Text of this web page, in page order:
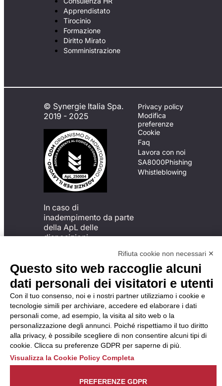
Apprendistato
Tirocinio
Formazione
Diritto Mirato
Somministrazione
© Synergie Italia Spa.
2019 - 2025
In caso di
inadempimento da parte
della ApL delle
disposizioni
possibile presentare un
reclamo
all’Organismo di
Monitoraggio utilizzando
una delle modalità
descritte al seguente
indirizzo web
https://odm-
agenzielavoro.it/reclami/.
Privacy policy
Modifica
preferenze
Cookie
Faq
Lavora con noi
SA8000Phishing
Whistleblowing
Rifiuta cookie non necessari ✕
Questo sito web raccoglie alcuni
dati personali dei visitatori e utenti
Con il tuo consenso, noi e i nostri partner utilizziamo i cookie e
tecnologie simili per archiviare, accedere ed elaborare i dati
personali come, ad esempio, la visita al sito web o la
personalizzazione degli annunci. Poiché rispettiamo il tuo diritto
alla privacy, è possibile scegliere di non consentire alcuni tipi di
cookie. Clicca su preferenze GDPR per saperne di più.
Visualizza la Cookie Policy Completa
PREFERENZE GDPR